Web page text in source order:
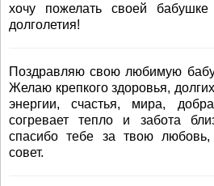
хочу пожелать своей бабушке
долголетия!
Поздравляю свою любимую
Желаю крепкого здоровья,
энергии, счастья, мира,
согревает тепло и забота
спасибо тебе за твою
совет.